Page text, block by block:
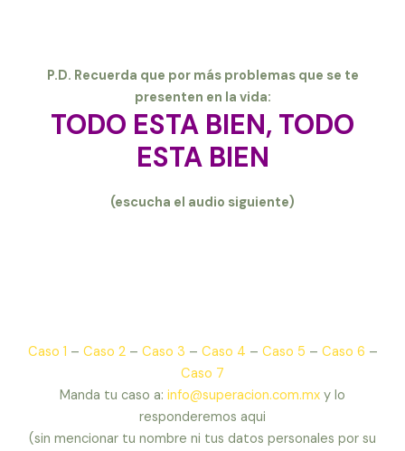
P.D. Recuerda que por más problemas que se te
presenten en la vida:
TODO ESTA BIEN, TODO
ESTA BIEN
(escucha el audio siguiente)
Caso 1 – Caso 2 – Caso 3 – Caso 4 – Caso 5 – Caso 6 –
Caso 7
Manda tu caso a: info@superacion.com.mx y lo
responderemos aqui
(sin mencionar tu nombre ni tus datos personales por su